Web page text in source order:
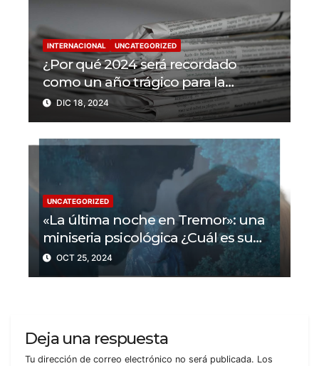
INTERNACIONAL UNCATEGORIZED
¿Por qué 2024 será recordado
como un año trágico para la
libertad de prensa? Un tercio de los
periodistas asesinados por Israel
DIC 18, 2024
UNCATEGORIZED
«La última noche en Tremor»: una
miniseria psicológica ¿Cuál es su
trama?
OCT 25, 2024
Deja una respuesta
Tu dirección de correo electrónico no será publicada. Los